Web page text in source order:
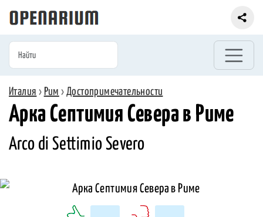
Италия › Рим ›Достопримечательности
Арка Септимия Севера в Риме
Arco di Settimio Severo